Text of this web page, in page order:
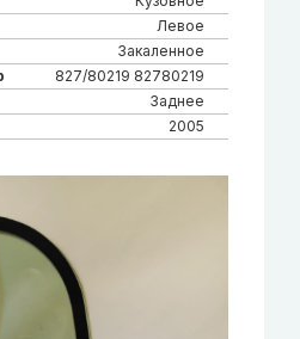
Левое
Закаленное
827/80219 82780219
Заднее
2005